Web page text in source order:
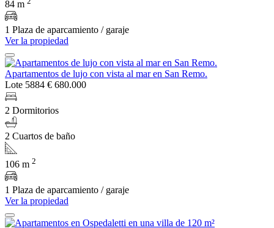
84 m
1 Plaza de aparcamiento / garaje
Ver la propiedad
Apartamentos de lujo con vista al mar en San Remo.
Lote 5884 € 680.000
2 Dormitorios
2 Cuartos de baño
106 m 2
1 Plaza de aparcamiento / garaje
Ver la propiedad